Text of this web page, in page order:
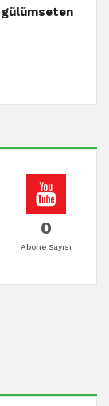
gülümseten
0
Abone Sayısı